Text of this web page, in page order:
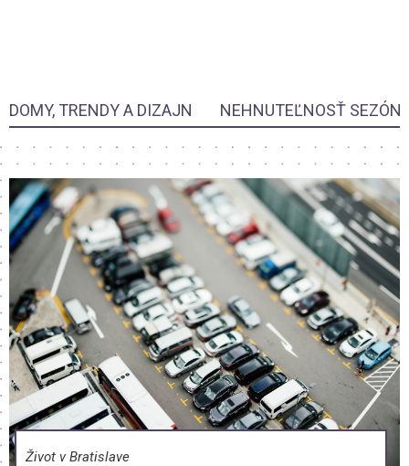
DOMY, TRENDY A DIZAJN NEHNUTEĽNOSŤ
Život v Bratislave